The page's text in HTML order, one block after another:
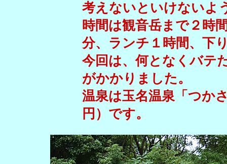
考えないといけないよ
時間は観音岳まで２時
分、ランチ１時間、下
今回は、何となくバテ
がかかりました。
温泉は玉名温泉「つか
円）です。